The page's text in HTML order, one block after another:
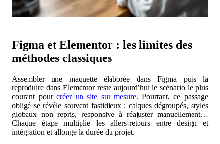
Figma et Elementor : les limites des
méthodes classiques
Assembler une maquette élaborée dans Figma puis la
reproduire dans Elementor reste aujourd’hui le scénario le plus
courant pourcréer un site sur mesure. Pourtant, ce passage
obligé se révèle souvent fastidieux : calques dégroupés, styles
globaux non repris, responsive à réajuster manuellement…
Chaque étape multiplie les allers-retours entre design et
intégration et allonge la durée du projet.